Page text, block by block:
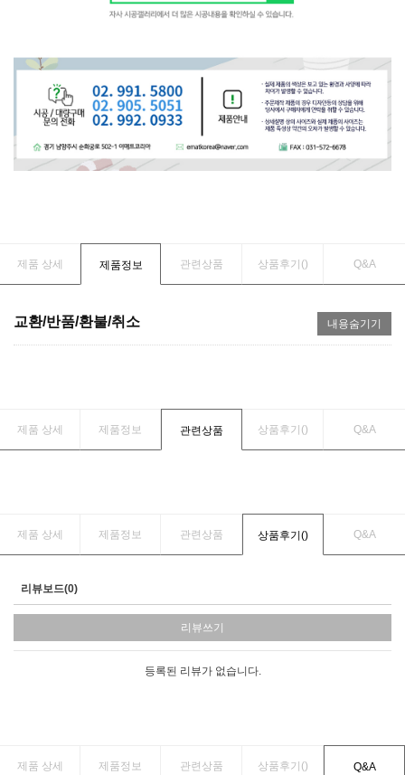
제품 상세 제품정보 관련상품 상품후기() Q&A
교환/반품/환불/취소 내용숨기기
제품 상세 제품정보 관련상품 상품후기() Q&A
제품 상세 제품정보 관련상품 상품후기() Q&A
리뷰보드(0)
리뷰쓰기
등록된 리뷰가 없습니다.
제품 상세 제품정보 관련상품 상품후기() Q&A